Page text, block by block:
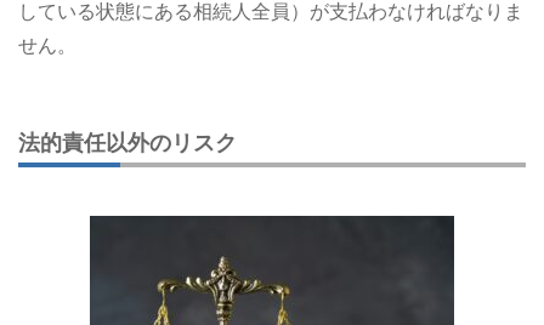
している状態にある相続人全員）が支払わなければなりま
せん。
法的責任以外のリスク